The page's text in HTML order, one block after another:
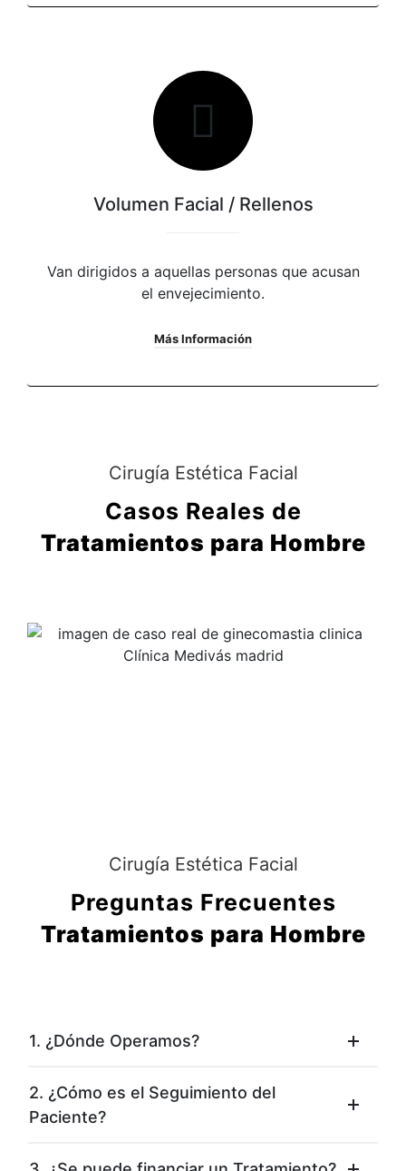
Volumen Facial / Rellenos
Van dirigidos a aquellas personas que acusan
el envejecimiento.
Más Información
Cirugía Estética Facial
Casos Reales de
Tratamientos para Hombre
Cirugía Estética Facial
Preguntas Frecuentes
Tratamientos para Hombre
1. ¿Dónde Operamos?
2. ¿Cómo es el Seguimiento del
Paciente?